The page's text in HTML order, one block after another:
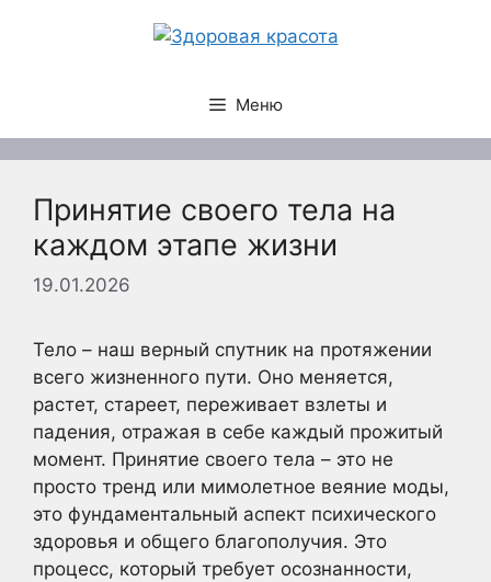
Меню
Принятие своего тела на
каждом этапе жизни
19.01.2026
Тело – наш верный спутник на протяжении
всего жизненного пути. Оно меняется,
растет, стареет, переживает взлеты и
падения, отражая в себе каждый прожитый
момент. Принятие своего тела – это не
просто тренд или мимолетное веяние моды,
это фундаментальный аспект психического
здоровья и общего благополучия. Это
процесс, который требует осознанности,